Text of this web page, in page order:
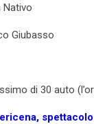
Nativo
Giubasso
di 30 auto